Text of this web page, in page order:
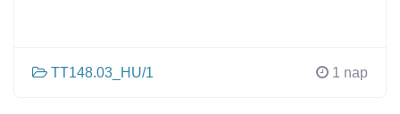
TT148.03_HU/1 1 nap